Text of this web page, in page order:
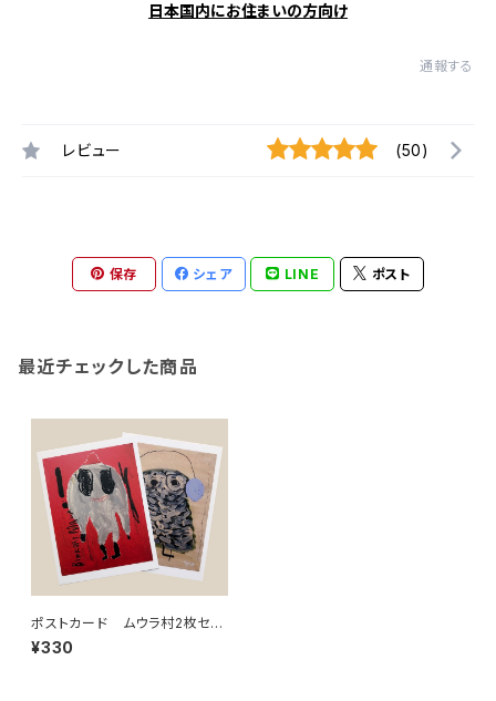
日本国内にお住まいの方向け
通報する
レビュー (50)
保存 シェア LINE ポスト
最近チェックした商品
ポストカード ムウラ村2枚セッ
ト
¥330